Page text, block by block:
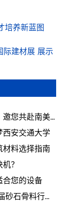
培养新蓝图
建材展 展示
您共赴南美
安交通大学
料选择指南
？
您的设备
石骨料行业